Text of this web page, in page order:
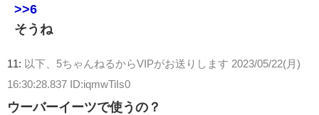
>>6
そうね
11: 以下、5ちゃんねるからVIPがお送りします 2023/05/22(月)
16:30:28.837 ID:iqmwTiIs0
ウーバーイーツで使うの？